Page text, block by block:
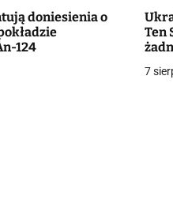
doniesienia o
124
Ten
7